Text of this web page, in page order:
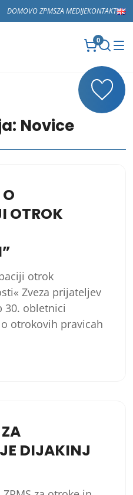
DOMOVO ZPMSZA MEDIJEKONTAKT
0
Novice
OTROK
otrok
Zveza prijateljev
30. obletnici
otrokovih pravicah
DIJAKINJ